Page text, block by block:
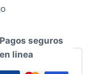
Pagos seguros
en linea